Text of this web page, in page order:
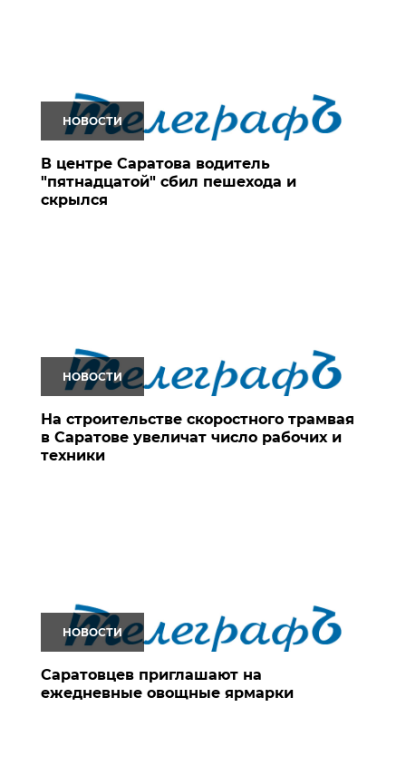
НОВОСТИ
В центре Саратова водитель
"пятнадцатой" сбил пешехода и
скрылся
НОВОСТИ
На строительстве скоростного трамвая
в Саратове увеличат число рабочих и
техники
НОВОСТИ
Саратовцев приглашают на
ежедневные овощные ярмарки